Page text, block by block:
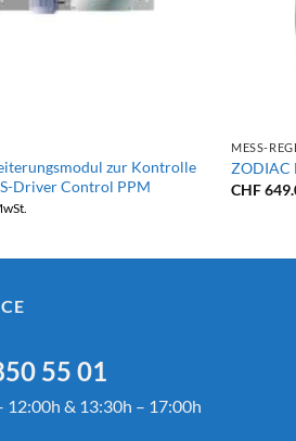
zur Kontrolle
Driver Control PPM
MESS-
ZODIAC
CHF
55 01
& 13:30h – 17:00h